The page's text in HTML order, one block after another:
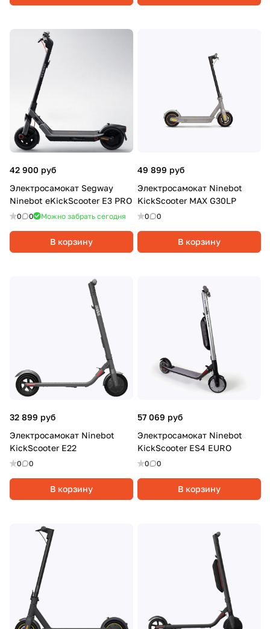
42 900 руб
Электросамокат Segway
Ninebot eKickScooter E3 PRO
0 0 Можно забрать сегодня
В корзину
49 899 руб
Электросамокат Ninebot
KickScooter MAX G30LP
0 0
В корзину
32 899 руб
Электросамокат Ninebot
KickScooter E22
0 0
В корзину
57 069 руб
Электросамокат Ninebot
KickScooter ES4 EURO
0 0
В корзину